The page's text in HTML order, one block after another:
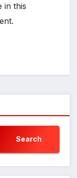
in this
Search